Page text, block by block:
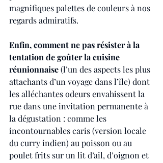
magnifiques palettes de couleurs à nos
regards admiratifs.
Enfin, comment ne pas résister à la
tentation de goûter la cuisine
réunionnaise (l’un des aspects les plus
attachants d’un voyage dans l’île) dont
les alléchantes odeurs envahissent la
rue dans une invitation permanente à
la dégustation : comme les
incontournables caris (version locale
du curry indien) au poisson ou au
poulet frits sur un lit d’ail, d’oignon et